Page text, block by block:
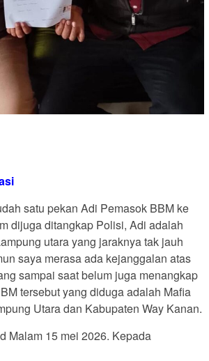
satu pekan Adi Pemasok BBM ke
dijuga ditangkap Polisi, Adi adalah
utara yang jaraknya tak jauh
saya merasa ada kejanggalan atas
sampai saat belum juga menangkap
tersebut yang diduga adalah Mafia
Utara dan Kabupaten Way Kanan.
Malam 15 mei 2026. Kepada